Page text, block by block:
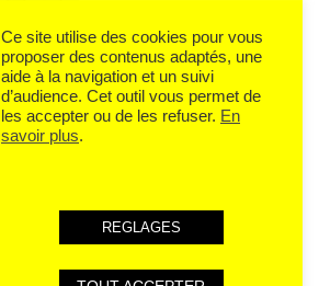
Ce site utilise des cookies pour vous
proposer des contenus adaptés, une
aide à la navigation et un suivi
d’audience. Cet outil vous permet de
les accepter ou de les refuser. En
savoir plus.
REGLAGES